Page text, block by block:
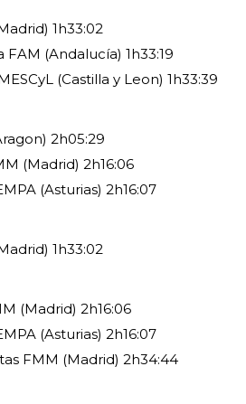
1h33:02
(Andalucía) 1h33:19
(Castilla y Leon) 1h33:39
2h05:29
(Madrid) 2h16:06
(Asturias) 2h16:07
1h33:02
(Madrid) 2h16:06
(Asturias) 2h16:07
FMM (Madrid) 2h34:44